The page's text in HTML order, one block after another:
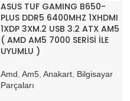
ASUS TUF GAMING B650-
PLUS DDR5 6400MHZ 1XHDMI
1XDP 3XM.2 USB 3.2 ATX AM5
( AMD AM5 7000 SERİSİ İLE
UYUMLU )
Amd Am5 Anakart Bilgisayar
Parçaları